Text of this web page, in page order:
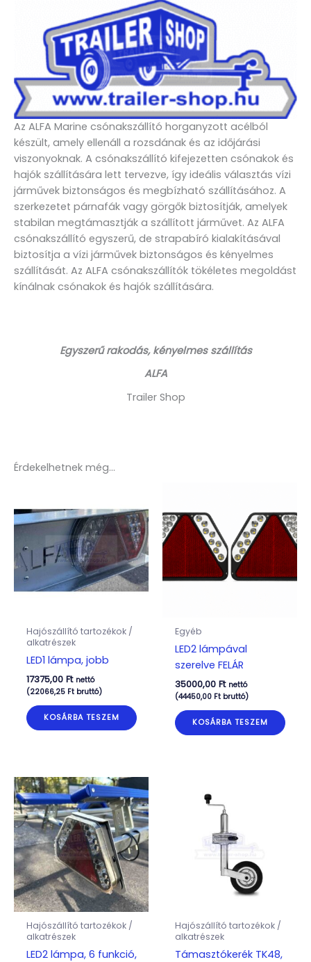
Az ALFA Marine csónakszállító horganyzott acélból
készült, amely ellenáll a rozsdának és az időjárási
viszonyoknak. A csónakszállító kifejezetten csónakok és
hajók szállítására lett tervezve, így ideális választás vízi
járművek biztonságos és megbízható szállításához. A
szerkezetet párnafák vagy görgők biztosítják, amelyek
stabilan megtámasztják a szállított járművet. Az ALFA
csónakszállító egyszerű, de strapabíró kialakításával
biztosítja a vízi járművek biztonságos és kényelmes
szállítását. Az ALFA csónakszállítók tökéletes megoldást
kínálnak csónakok és hajók szállítására.
Egyszerű rakodás, kényelmes szállítás
ALFA
Trailer Shop
Érdekelhetnek még…
Hajószállító tartozékok /
alkatrészek
LED1 lámpa, jobb
17375,00 Ft nettó
(22066,25 Ftbruttó)
KOSÁRBA TESZEM
Egyéb
LED2 lámpával
szerelve FELÁR
35000,00 Ft nettó
(44450,00 Ftbruttó)
KOSÁRBA TESZEM
Hajószállító tartozékok /
alkatrészek
LED2 lámpa, 6 funkció,
Hajószállító tartozékok /
alkatrészek
Támasztókerék TK48,